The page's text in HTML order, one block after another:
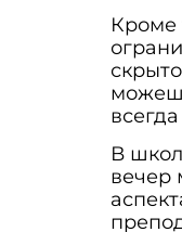
Кроме
В
вечер